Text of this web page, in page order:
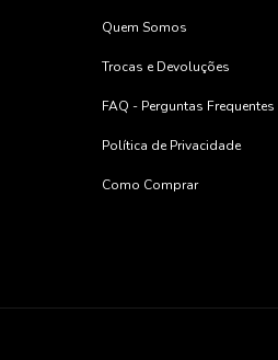
Quem Somos
Trocas e Devoluções
FAQ - Perguntas Frequentes
Política de Privacidade
Como Comprar